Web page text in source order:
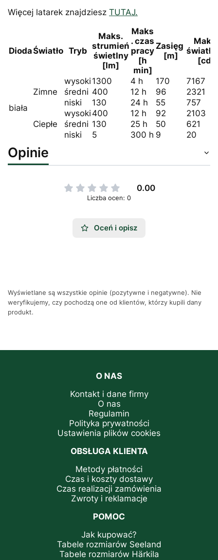
Więcej latarek znajdziesz TUTAJ.
DiodaŚwiatło Tryb
Maks.
strumień
świetlny
[lm]
Maks
. czas
pracy
[h
min]
Zasięg
[m]
Maks.
[cd]
biała
Zimne
wysoki 1300 4 h 170
7167
średni 400 12 h 96
2321
niski
130 24 h 55 757
Ciepłe
wysoki 400 12 h 92
2103
średni 130 25 h 50
621
niski
5 300 h 9 20
Opinie
0.00
Liczba ocen: 0
Oceń i opisz
Wyświetlane są wszystkie opinie (pozytywne i negatywne). Nie
weryfikujemy, czy pochodzą one od klientów, którzy kupili dany
produkt.
O NAS
Kontakt i dane firmy
O nas
Regulamin
Polityka prywatności
Ustawienia plików cookies
OBSŁUGA KLIENTA
Metody płatności
Czas i koszty dostawy
Czas realizacji zamówienia
Zwroty i reklamacje
POMOC
Jak kupować?
Tabele rozmiarów Seeland
Tabele rozmiarów Härkila